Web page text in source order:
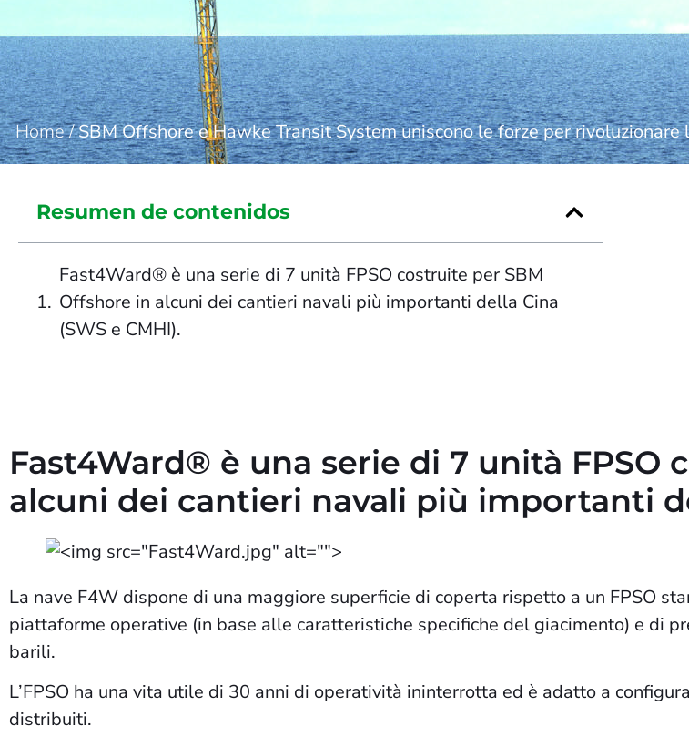
Home/SBM Offshore e Hawke Transit System uniscono le forze per
Resumen de contenidos
Fast4Ward® è una serie di 7 unità FPSO costruite per SBM
Offshore in alcuni dei cantieri navali più importanti della Cina
(SWS e CMHI).
Fast4Ward® è una serie di 7 unità FPSO
alcuni dei cantieri navali più importanti
La nave F4W dispone di una maggiore superficie di coperta rispetto a un FPSO
piattaforme operative (in base alle caratteristiche specifiche del giacimento) e di
barili.
L’FPSO ha una vita utile di 30 anni di operatività ininterrotta ed è adatto a
distribuiti.